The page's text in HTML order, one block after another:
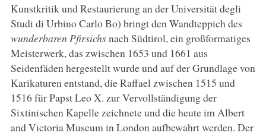
Kunstkritik und Restaurierung an der Universität degli
Studi di Urbino Carlo Bo) bringt den Wandteppich des
wunderbaren Pfirsichsnach Südtirol, ein großformatiges
Meisterwerk, das zwischen 1653 und 1661 aus
Seidenfäden hergestellt wurde und auf der Grundlage von
Karikaturen entstand, die Raffael zwischen 1515 und
1516 für Papst Leo X. zur Vervollständigung der
Sixtinischen Kapelle zeichnete und die heute im Albert
and Victoria Museum in London aufbewahrt werden. Der